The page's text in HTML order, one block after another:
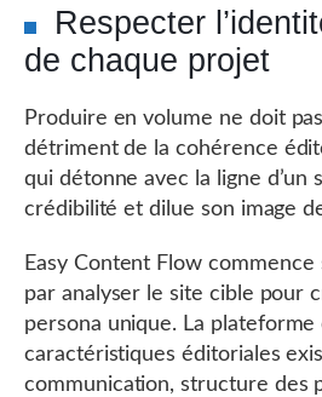
Respecter
de chaque projet
Produire en volume ne doit
détriment de la cohérence
qui détonne avec la ligne d’un
crédibilité et dilue son image
Easy Content Flow
par analyser le site cible pour
persona unique. La plateforme
caractéristiques éditoriales
communication, structure des